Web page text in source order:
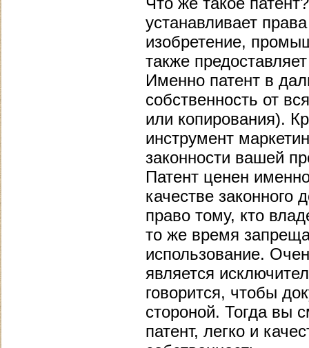
устанавливает
изобретение,
также
Именно патент в
собственность от
или копирования).
инструмент
законности вашей
Патент ценен
качестве законного
право тому, кто
то же время
использование.
является
говорится, чтобы
стороной. Тогда вы
патент, легко и